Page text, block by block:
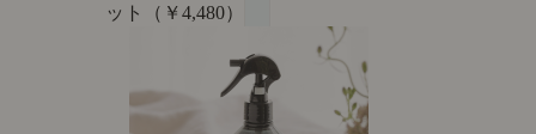
ット（￥4,480）